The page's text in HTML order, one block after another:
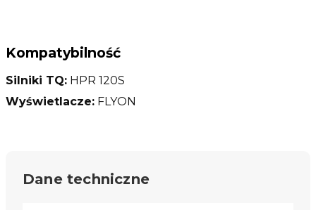
Kompatybilność
Silniki TQ: HPR 120S
Wyświetlacze: FLYON
Dane techniczne